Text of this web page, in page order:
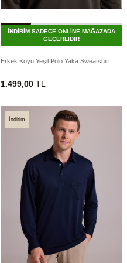
İNDİRİM SADECE ONLİNE MAĞAZADA
GEÇERLİDİR
Erkek Koyu Yeşil Polo Yaka Sweatshirt
1.499,00 TL
İndirim